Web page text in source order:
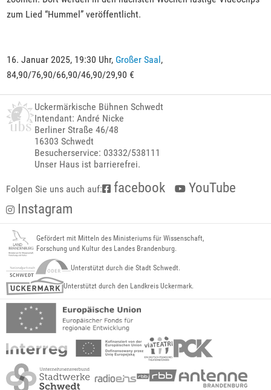
zum Lied “Hummel” veröffentlicht.
16. Januar 2025, 19:30 Uhr, Großer Saal ,
84,90/76,90/66,90/46,90/29,90 €
Uckermärkische Bühnen Schwedt
Intendant: André Nicke
Berliner Straße 46/48
16303 Schwedt
Besucherservice: 03332/538111
Unser Haus ist barrierefrei.
Folgen Sie uns auch auf: facebook
YouTube
Instagram
Gefördert mit Mitteln des Ministeriums für Wissenschaft,
Forschung und Kultur des Landes Brandenburg.
Unterstützt durch die Stadt Schwedt.
Unterstützt durch den Landkreis Uckermark.